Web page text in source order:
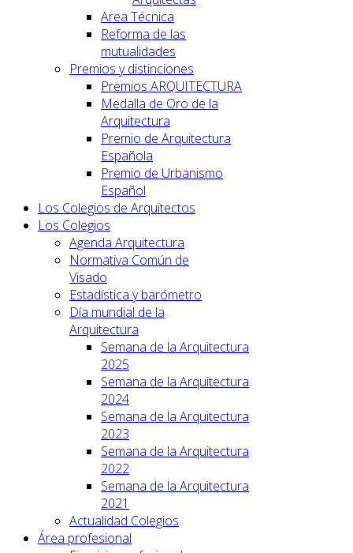
Area Técnica
Reforma de las
mutualidades
Premios y distinciones
Premios ARQUITECTURA
Medalla de Oro de la
Arquitectura
Premio de Arquitectura
Española
Premio de Urbanismo
Español
Los Colegios de Arquitectos
Los Colegios
Agenda Arquitectura
Normativa Común de
Visado
Estadística y barómetro
Día mundial de la
Arquitectura
Semana de la Arquitectura
2025
Semana de la Arquitectura
2024
Semana de la Arquitectura
2023
Semana de la Arquitectura
2022
Semana de la Arquitectura
2021
Actualidad Colegios
Área profesional